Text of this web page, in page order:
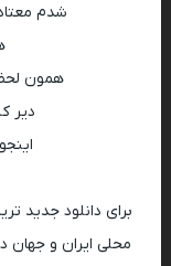
شدم
همون
دیر
برای دانلود جدید
محلی ایران و جهان